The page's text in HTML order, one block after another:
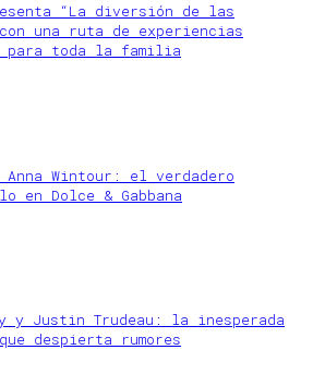
“La diversión de las
una ruta de experiencias
para toda la familia
Anna Wintour: el verdadero
en Dolce & Gabbana
y Justin Trudeau: la inesperada
despierta rumores